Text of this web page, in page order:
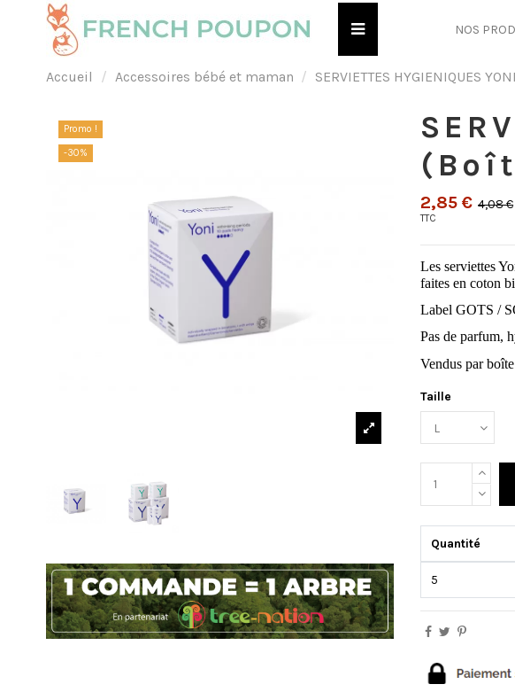
NOS
Accueil Accessoires bébé et maman SERVIETTES HYGIENIQUES
Promo !
-30%
2,85 € 4,08 €
TTC
Les serviettes
faites en coton
Label GOTS /
Pas de parfum,
Vendus par
Taille
Quantité
5